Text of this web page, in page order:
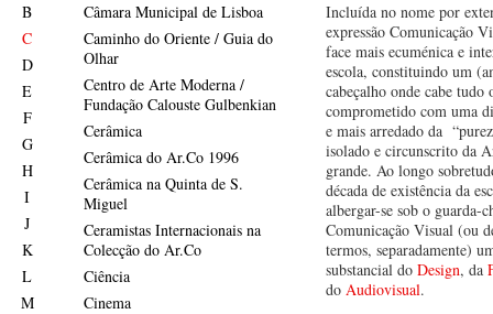
B
C
D
E
F
G
H
I
J
K
L
M
Câmara Municipal de Lisboa
Caminho do Oriente / Guia do
Olhar
Centro de Arte Moderna /
Fundação Calouste Gulbenkian
Cerâmica
Cerâmica do Ar.Co 1996
Cerâmica na Quinta de S.
Miguel
Ceramistas Internacionais na
Colecção do Ar.Co
Ciência
Cinema
Incluída no nome por
expressão Comunicação
face mais ecuménica e
escola, constituindo um
cabeçalho onde cabe tudo
comprometido com uma
e mais arredado da
isolado e circunscrito da
grande. Ao longo
década de existência da
albergar-se sob o guarda-
Comunicação Visual (ou
termos, separadamente)
substancial do Design, da
do Audiovisual.